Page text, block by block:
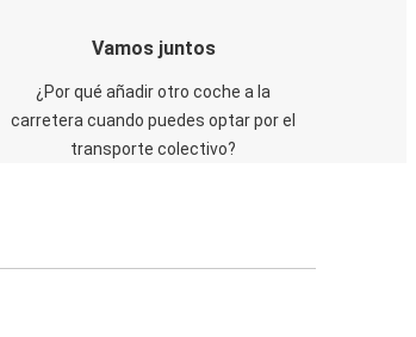
Vamos juntos
¿Por qué añadir otro coche a la
carretera cuando puedes optar por el
transporte colectivo?